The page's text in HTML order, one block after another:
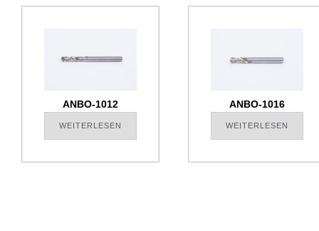
ANBO-1012
WEITERLESEN
ANBO-1016
WEITERLESEN